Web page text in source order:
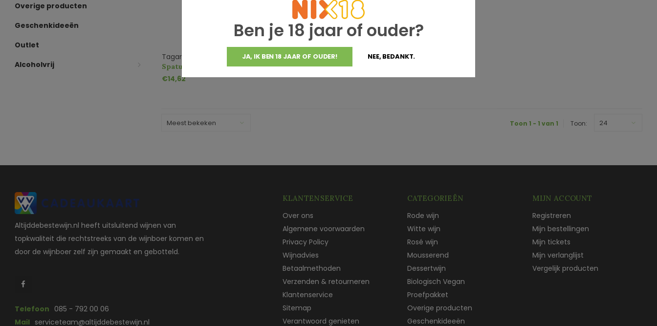
Ben je 18 jaar of ouder?
JA, IK BEN 18 JAAR OF OUDER! NEE, BEDANKT.
Overige producten
Geschenkideeën
Outlet
Alcoholvrij
Tagaro
Spatus 8 Nero di Troja Puglia
€14,62
Meest bekeken Toon 1 - 1 van 1 Toon: 24
Altijddebestewijn.nl heeft uitsluitend wijnen van
topkwaliteit die rechtstreeks van de wijnboer komen en
door de wijnboer zelf zijn gemaakt en gebotteld.
Telefoon 085 - 792 00 06
Mail serviceteam@altijddebestewijn.nl
KLANTENSERVICE
Over ons
Algemene voorwaarden
Privacy Policy
Wijnadvies
Betaalmethoden
Verzenden & retourneren
Klantenservice
Sitemap
Verantwoord genieten
CATEGORIEËN
Rode wijn
Witte wijn
Rosé wijn
Mousserend
Dessertwijn
Biologisch Vegan
Proefpakket
Overige producten
Geschenkideeën
MIJN ACCOUNT
Registreren
Mijn bestellingen
Mijn tickets
Mijn verlanglijst
Vergelijk producten